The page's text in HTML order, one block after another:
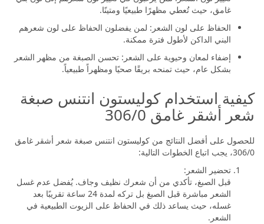
غامق، حيث تُعطي مظهرًا طبيعيًا ومتينًا.
الحفاظ على لون الشعر: لمن يفضلون الحفاظ على لون شعرهم
البني الداكن لأطول فترة ممكنة.
إضفاء لمعان وحيوية على الشعر: تحسن الصبغة من مظهر الشعر
بشكل عام، حيث تمنحه بريقًا صحيًا ومظهراً طبيعياً.
كيفية استخدام كوليستون انتنس صبغة
شعر أشقر غامق 306/0
للحصول على أفضل النتائج من كوليستون انتنس صبغة شعر أشقر غامق
306/0، يجب اتباع الخطوات التالية:
تحضير الشعر:
قبل الصبغ، تأكدي من أن شعرك نظيف وجاف. يُفضل عدم غسل
الشعر مباشرة قبل الصبغ بل تركه لمدة 24 ساعة تقريبًا بعد
غسله، حيث يساعد ذلك في الحفاظ على الزيوت الطبيعية في
الشعر.